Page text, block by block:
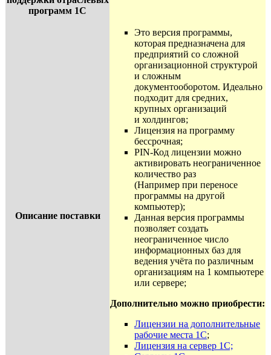
программ 1С
Описание поставки
Это версия программы,
которая предназначена для
предприятий со сложной
организационной структурой
и сложным
документооборотом. Идеально
подходит для средних,
крупных организаций
и холдингов;
Лицензия на программу
бессрочная;
PIN-Код лицензии можно
активировать неограниченное
количество раз
(Например при переносе
программы на другой
компьютер);
Данная версия программы
позволяет создать
неограниченное число
информационных баз для
ведения учёта по различным
организациям на 1 компьютере
или сервере;
Дополнительно можно приобрести:
Лицензии на дополнительные
рабочие места 1С;
Лицензия на сервер 1С;